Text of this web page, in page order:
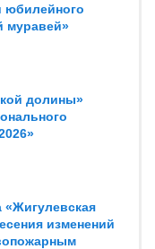
юбилейного
муравей»
долины»
«Жигулевская
изменений